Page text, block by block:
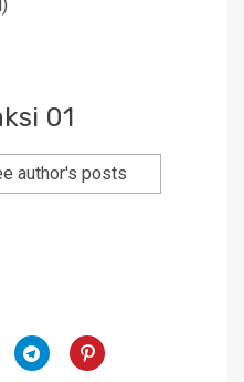
01
author's posts